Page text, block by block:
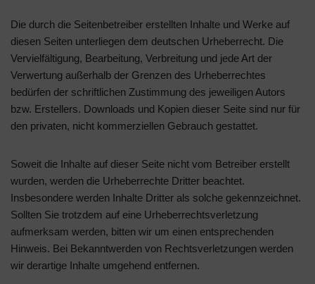
Die durch die Seitenbetreiber erstellten Inhalte und Werke auf
diesen Seiten unterliegen dem deutschen Urheberrecht. Die
Vervielfältigung, Bearbeitung, Verbreitung und jede Art der
Verwertung außerhalb der Grenzen des Urheberrechtes
bedürfen der schriftlichen Zustimmung des jeweiligen Autors
bzw. Erstellers. Downloads und Kopien dieser Seite sind nur für
den privaten, nicht kommerziellen Gebrauch gestattet.
Soweit die Inhalte auf dieser Seite nicht vom Betreiber erstellt
wurden, werden die Urheberrechte Dritter beachtet.
Insbesondere werden Inhalte Dritter als solche gekennzeichnet.
Sollten Sie trotzdem auf eine Urheberrechtsverletzung
aufmerksam werden, bitten wir um einen entsprechenden
Hinweis. Bei Bekanntwerden von Rechtsverletzungen werden
wir derartige Inhalte umgehend entfernen.